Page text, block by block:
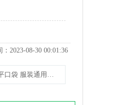
2023-08-30 00:01:36
装通用包装平口袋